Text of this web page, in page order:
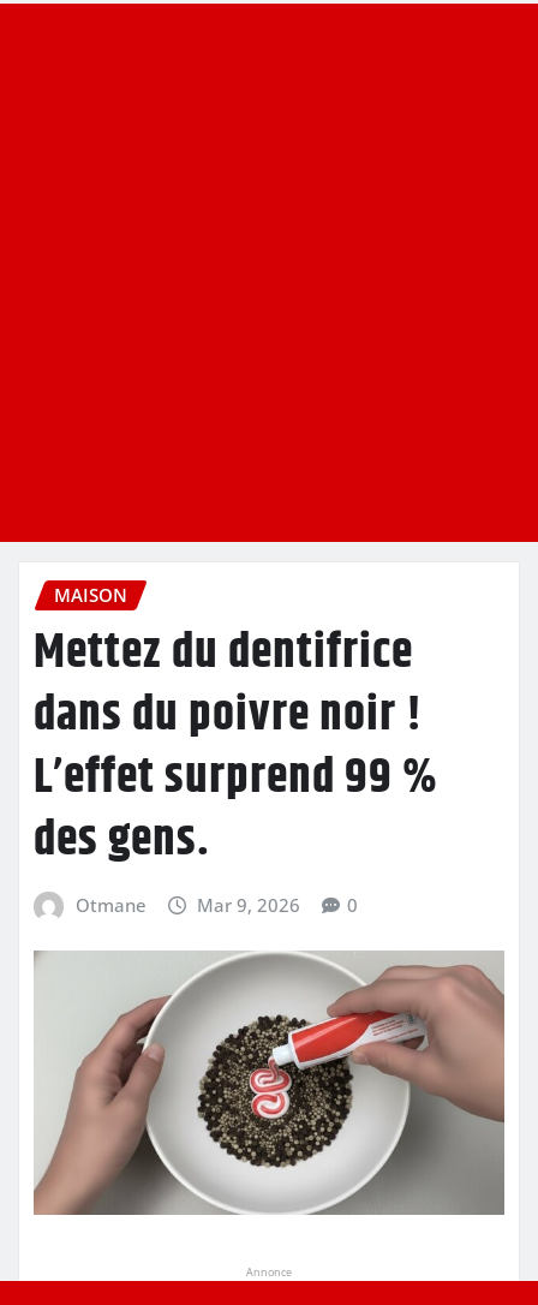
MAISON
Mettez du dentifrice
dans du poivre noir !
L’effet surprend 99 %
des gens.
Otmane Mar 9, 2026 0
Annonce